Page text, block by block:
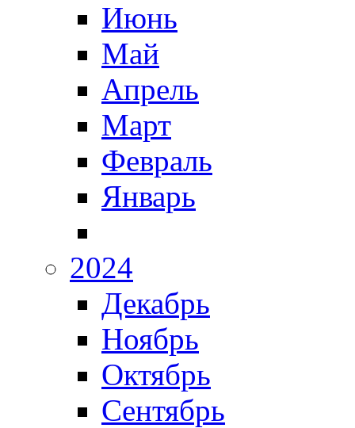
Июнь
Май
Апрель
Март
Февраль
Январь
2024
Декабрь
Ноябрь
Октябрь
Сентябрь